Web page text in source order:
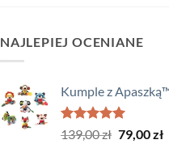
NAJLEPIEJ OCENIANE
Kumple z
Oceniono
139,00zł Pierwotna
79,00zł